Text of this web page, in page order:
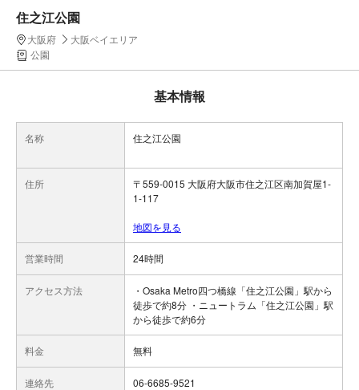
住之江公園
大阪府
大阪ベイエリア
公園
基本情報
名称 住之江公園
住所
〒559-0015 大阪府大阪市住之江区南加賀屋1-
1-117
地図を見る
営業時間 24時間
アクセス方法
・Osaka Metro四つ橋線「住之江公園」駅から
徒歩で約8分 ・ニュートラム「住之江公園」駅
から徒歩で約6分
料金 無料
連絡先 06-6685-9521